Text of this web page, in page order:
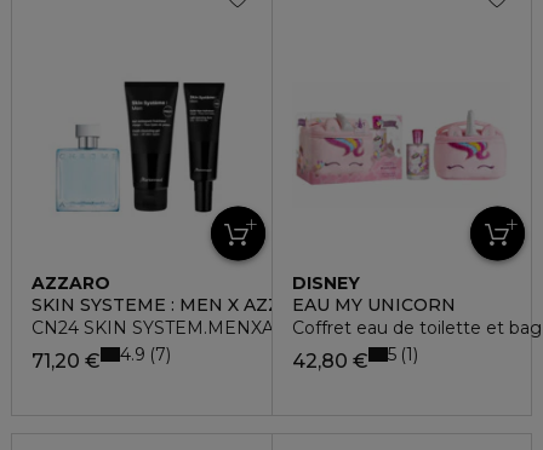
AZZARO
SKIN SYSTEME : MEN X AZZARO
CN24 SKIN SYSTEM.MENXAZZARO
71,20 € 4.9 7
DISNEY
EAU MY UNICORN
Coffret eau de toilette et bag
42,80 € 5 1